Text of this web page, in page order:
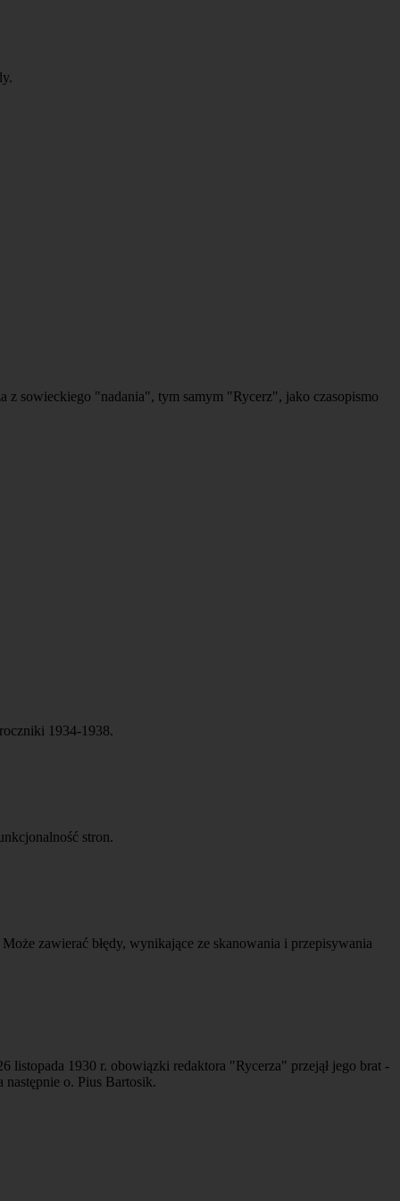
z sowieckiego "nadania", tym samym "Rycerz", jako czasopismo
1934-1938.
stron.
zawierać błędy, wynikające ze skanowania i przepisywania
listopada 1930 r. obowiązki redaktora "Rycerza" przejął jego brat -
następnie o. Pius Bartosik.